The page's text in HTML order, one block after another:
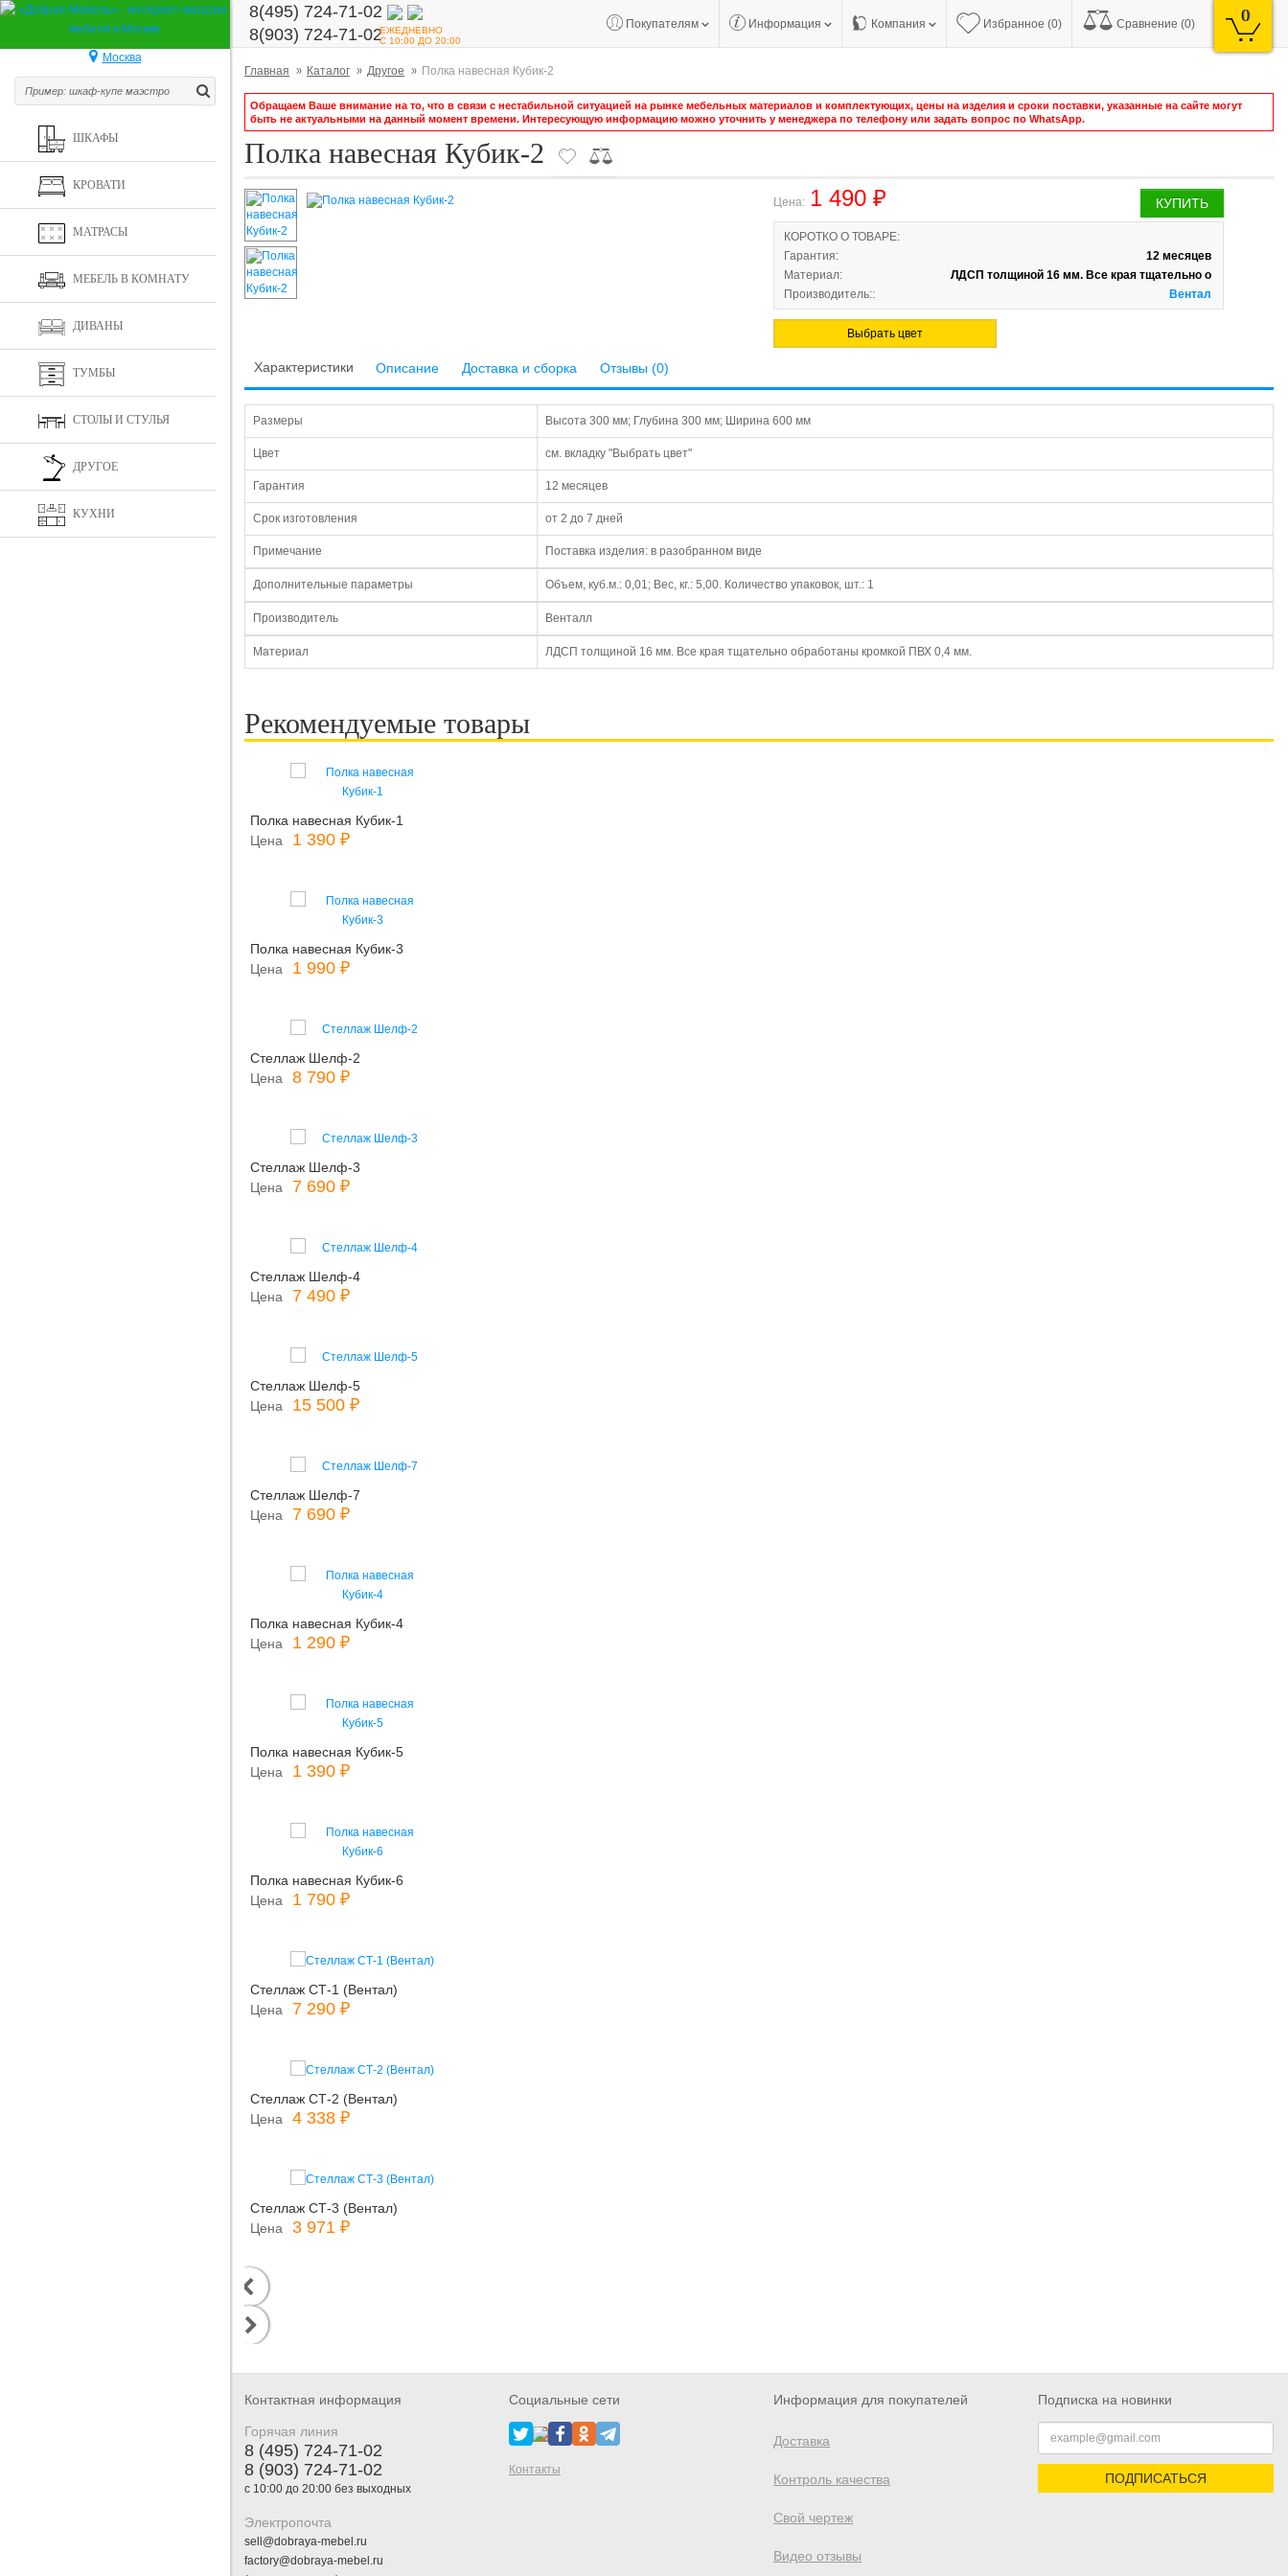
8(495) 724-71-02
8(903) 724-71-02ЕЖЕДНЕВНО
С 10:00 ДО 20:00
Покупателям Информация Компания Избранное (0) Сравнение (0) 0
Москва
ШКАФЫ
КРОВАТИ
МАТРАСЫ
МЕБЕЛЬ В КОМНАТУ
ДИВАНЫ
ТУМБЫ
СТОЛЫ И СТУЛЬЯ
ДРУГОЕ
КУХНИ
Главная Каталог Другое Полка навесная Кубик-2
Обращаем Ваше внимание на то, что в связи с нестабильной ситуацией на рынке мебельных материалов и комплектующих, цены на изделия и сроки поставки, указанные на сайте могут
быть не актуальными на данный момент времени. Интересующую информацию можно уточнить у менеджера по телефону или задать вопрос по WhatsApp.
Полка навесная Кубик-2
КУПИТЬ
Цена: 1 490 ₽
КОРОТКО О ТОВАРЕ:
Гарантия:
12 месяцев
Материал:
ЛДСП толщиной 16 мм. Все края тщательно о
Производитель::
Вентал
Выбрать цвет
Характеристики Описание Доставка и сборка Отзывы (0)
Размеры Высота 300 мм; Глубина 300 мм; Ширина 600 мм
Цвет см. вкладку "Выбрать цвет"
Гарантия 12 месяцев
Срок изготовления от 2 до 7 дней
Примечание Поставка изделия: в разобранном виде
Дополнительные параметры Объем, куб.м.: 0,01; Вес, кг.: 5,00. Количество упаковок, шт.: 1
Производитель Венталл
Материал ЛДСП толщиной 16 мм. Все края тщательно обработаны кромкой ПВХ 0,4 мм.
Рекомендуемые товары
Полка навесная Кубик-1
Цена
1 390 ₽
Полка навесная Кубик-3
Цена
1 990 ₽
Стеллаж Шелф-2
Цена
8 790 ₽
Стеллаж Шелф-3
Цена
7 690 ₽
Стеллаж Шелф-4
Цена
7 490 ₽
Стеллаж Шелф-5
Цена
15 500 ₽
Стеллаж Шелф-7
Цена
7 690 ₽
Полка навесная Кубик-4
Цена
1 290 ₽
Полка навесная Кубик-5
Цена
1 390 ₽
Полка навесная Кубик-6
Цена
1 790 ₽
Стеллаж СТ-1 (Вентал)
Цена
7 290 ₽
Стеллаж СТ-2 (Вентал)
Цена
4 338 ₽
Стеллаж СТ-3 (Вентал)
Цена
3 971 ₽
Контактная информация
Горячая линия
8 (495) 724-71-02
8 (903) 724-71-02
с 10:00 до 20:00 без выходных
Электропочта
sell@dobraya-mebel.ru
factory@dobraya-mebel.ru
Социальные сети
Контакты
Информация для покупателей
Доставка
Контроль качества
Свой чертеж
Видео отзывы
Подписка на новинки
ПОДПИСАТЬСЯ